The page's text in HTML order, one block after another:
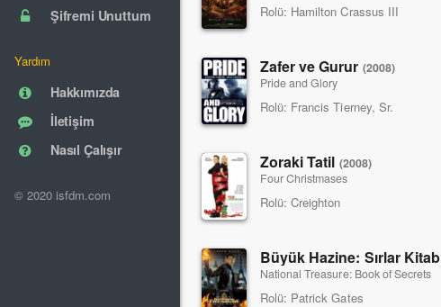
Şifremi Unuttum
Yardım
Hakkımızda
İletişim
Nasıl Çalışır
© 2020 isfdm.com
Rolü: Hamilton Crassus III
Zafer ve Gurur (2008)
Pride and Glory
Rolü: Francis Tierney, Sr.
Zoraki Tatil (2008)
Four Christmases
Rolü: Creighton
Büyük Hazine: Sırlar
National Treasure: Book of Secrets
Rolü: Patrick Gates